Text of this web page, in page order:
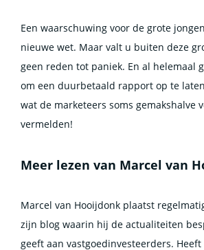
Een waarschuwing voor de grote
nieuwe wet. Maar valt u buiten deze
geen reden tot paniek. En al helemaal
om een duurbetaald rapport op te
wat de marketeers soms gemakshalve
vermelden!
Meer lezen van Marcel van
Marcel van Hooijdonk plaatst
zijn blog waarin hij de actualiteiten
geeft aan vastgoedinvesteerders.